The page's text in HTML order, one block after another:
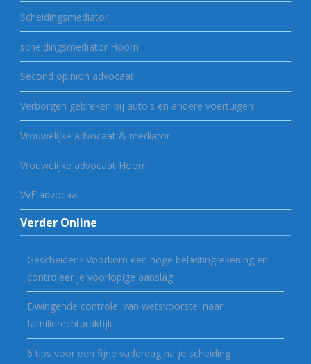
Scheidingsmediator
scheidingsmediator Hoorn
Second opinion advocaat
Verborgen gebreken bij auto's en andere voertuigen
Vrouwelijke advocaat & mediator
Vrouwelijke advocaat Hoorn
VvE advocaat
Verder Online
Gescheiden? Voorkom een hoge belastingrekening en
controleer je voorlopige aanslag
Dwingende controle: van wetsvoorstel naar
familierechtpraktijk
6 tips voor een fijne vaderdag na je scheiding